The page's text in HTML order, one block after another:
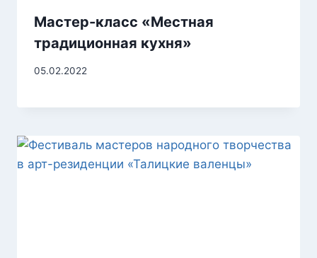
Мастер-класс «Местная
традиционная кухня»
05.02.2022